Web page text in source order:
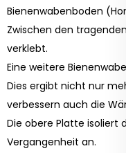
Bienenwabenboden
Zwischen den
verklebt.
Eine weitere
Dies ergibt nicht nur
verbessern auch die
Die obere Platte isoliert
Vergangenheit an.